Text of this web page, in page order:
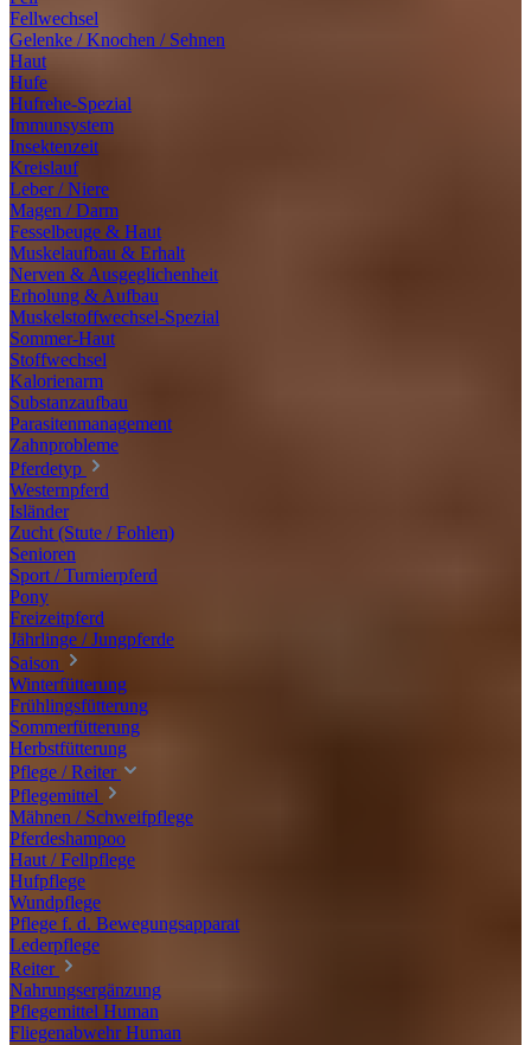
Fellwechsel
Gelenke / Knochen / Sehnen
Haut
Hufe
Hufrehe-Spezial
Immunsystem
Insektenzeit
Kreislauf
Leber / Niere
Magen / Darm
Fesselbeuge & Haut
Muskelaufbau & Erhalt
Nerven & Ausgeglichenheit
Erholung & Aufbau
Muskelstoffwechsel-Spezial
Sommer-Haut
Stoffwechsel
Kalorienarm
Substanzaufbau
Parasitenmanagement
Zahnprobleme
Pferdetyp
Westernpferd
Isländer
Zucht (Stute / Fohlen)
Senioren
Sport / Turnierpferd
Pony
Freizeitpferd
Jährlinge / Jungpferde
Saison
Winterfütterung
Frühlingsfütterung
Sommerfütterung
Herbstfütterung
Pflege / Reiter
Pflegemittel
Mähnen / Schweifpflege
Pferdeshampoo
Haut / Fellpflege
Hufpflege
Wundpflege
Pflege f. d. Bewegungsapparat
Lederpflege
Reiter
Nahrungsergänzung
Pflegemittel Human
Fliegenabwehr Human